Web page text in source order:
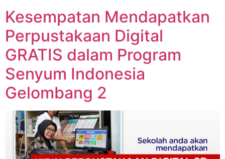
Kesempatan Mendapatkan
Perpustakaan Digital
GRATIS dalam Program
Senyum Indonesia
Gelombang 2